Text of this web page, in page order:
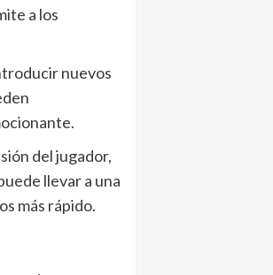
a los
nuevos
del jugador,
llevar a una
más rápido.